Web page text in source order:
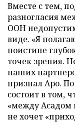
Вместе с тем,
разногласия
ООН
виде. «Я
поистине
точек зрения.
наших
признал Аро.
состоит в том,
«между Асадом
не хочет